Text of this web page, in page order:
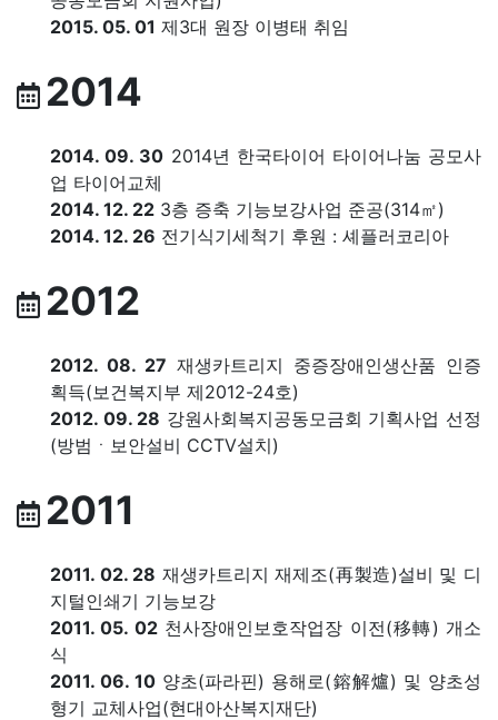
2015. 05. 01 제3대 원장 이병태 취임
2014
2014. 09. 30 2014년 한국타이어 타이어나눔 공모사
업 타이어교체
2014. 12. 22 3층 증축 기능보강사업 준공(314㎡)
2014. 12. 26 전기식기세척기 후원 : 셰플러코리아
2012
2012. 08. 27 재생카트리지 중증장애인생산품 인증
획득(보건복지부 제2012-24호)
2012. 09. 28 강원사회복지공동모금회 기획사업 선정
(방범ㆍ보안설비 CCTV설치)
2011
2011. 02. 28 재생카트리지 재제조(再製造)설비 및 디
지털인쇄기 기능보강
2011. 05. 02천사장애인보호작업장 이전(移轉) 개소
식
2011. 06. 10 양초(파라핀) 용해로(鎔解爐) 및 양초성
형기 교체사업(현대아산복지재단)